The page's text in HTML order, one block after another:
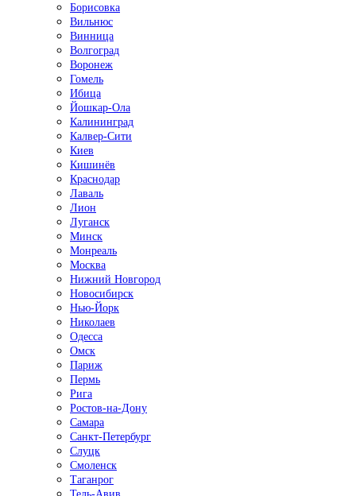
Борисовка
Вильнюс
Винница
Волгоград
Воронеж
Гомель
Ибица
Йошкар-Ола
Калининград
Калвер-Сити
Киев
Кишинёв
Краснодар
Лаваль
Лион
Луганск
Минск
Монреаль
Москва
Нижний Новгород
Новосибирск
Нью-Йорк
Николаев
Одесса
Омск
Париж
Пермь
Рига
Ростов-на-Дону
Самара
Санкт-Петербург
Слуцк
Смоленск
Таганрог